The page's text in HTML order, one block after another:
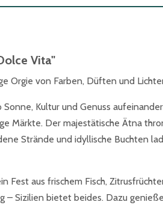
Vita"
Orgie von Farben, Düften und
Sonne, Kultur und Genuss
Märkte. Der majestätische Ätna
Strände und idyllische Buchten
Fest aus frischem Fisch,
– Sizilien bietet beides. Dazu